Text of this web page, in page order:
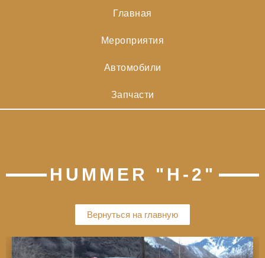
Главная
Мероприятия
Автомобили
Запчасти
HUMMER "H-2"
Вернуться на главную